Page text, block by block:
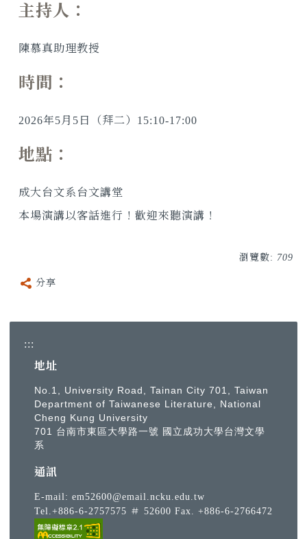
主持人：
陳慕真助理教授
時間：
2026年5月5日（拜二）15:10-17:00
地點：
成大台文系台文講堂
本場演講以客話進行！歡迎來聽演講！
瀏覽數: 709
分享
:::
地址
No.1, University Road, Tainan City 701, Taiwan
Department of Taiwanese Literature, National
Cheng Kung University
701 台南市東區大學路一號 國立成功大學台灣文學
系
通訊
E-mail: em52600@email.ncku.edu.tw
Tel.+886-6-2757575 ＃ 52600 Fax. +886-6-2766472